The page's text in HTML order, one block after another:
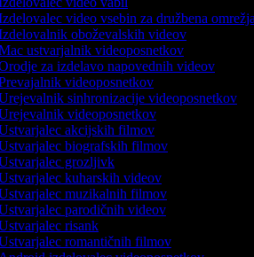
video vsebin za družbena omrežja
oboževalskih videov
ustvarjalnik videoposnetkov
za izdelavo napovednih videov
videoposnetkov
sinhronizacije videoposnetkov
videoposnetkov
akcijskih filmov
biografskih filmov
grozljivk
kuharskih videov
muzikalnih filmov
parodičnih videov
risank
romantičnih filmov